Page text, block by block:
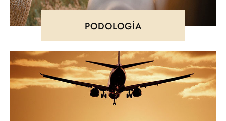
PODOLOGÍA